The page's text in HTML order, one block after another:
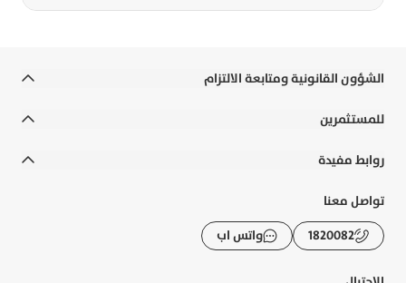
الشؤون القانونية ومتابعة الالتزام
الشروط والأحكام
التوعية المصرفية
الشكاوى و حماية العملاء
الرسوم والعمولات
للمستثمرين
الإفصاحات
روابط مفيدة
الأسئلة الشائعة
تواصل معنا
1820082 واتس اب